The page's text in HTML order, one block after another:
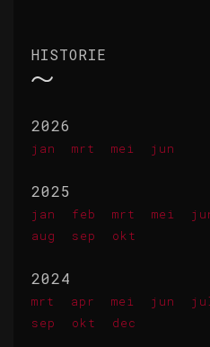
HISTORIE
2026
jan mrt mei jun
2025
jan feb mrt mei
aug
sep okt
2024
mrt apr mei jun
sep
okt dec